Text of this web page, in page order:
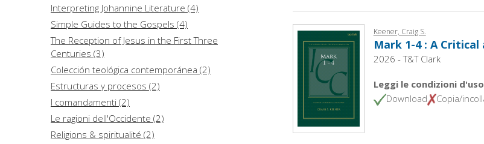
Interpreting Johannine Literature (4)
Simple Guides to the Gospels (4)
The Reception of Jesus in the First Three
Centuries (3)
Colección teológica contemporánea (2)
Estructuras y procesos (2)
I comandamenti (2)
Le ragioni dell'Occidente (2)
Religions & spiritualité (2)
Keener, Craig S.
Mark 1-4 : A
2026 - T&T Clark
Leggi le condizioni d'uso
Download
Copia/